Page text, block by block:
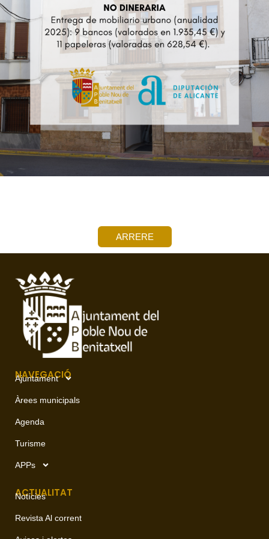
ARRERE
NAVEGACIÓ
Ajuntament
Àrees municipals
Agenda
Turisme
APPs
ACTUALITAT
Notícies
Revista Al corrent